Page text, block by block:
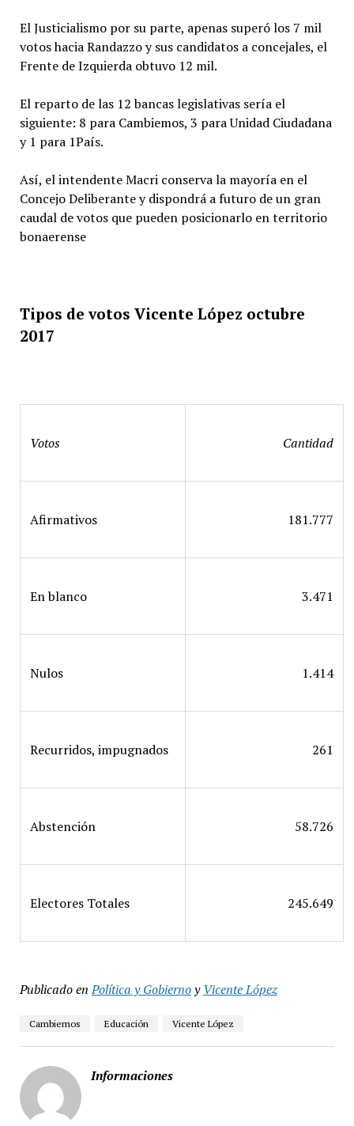
El Justicialismo por su parte, apenas superó los 7 mil
votos hacia Randazzo y sus candidatos a concejales, el
Frente de Izquierda obtuvo 12 mil.
El reparto de las 12 bancas legislativas sería el
siguiente: 8 para Cambiemos, 3 para Unidad Ciudadana
y 1 para 1País.
Así, el intendente Macri conserva la mayoría en el
Concejo Deliberante y dispondrá a futuro de un gran
caudal de votos que pueden posicionarlo en territorio
bonaerense
Tipos de votos Vicente López octubre
2017
Votos Cantidad
Afirmativos 181.777
En blanco 3.471
Nulos 1.414
Recurridos, impugnados 261
Abstención 58.726
Electores Totales 245.649
Publicado en Política y GobiernoyVicente López
Cambiemos Educación Vicente López
Informaciones